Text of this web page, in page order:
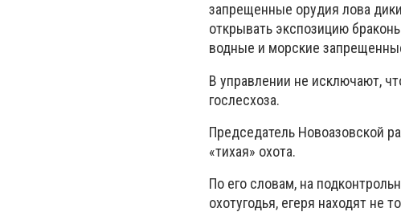
запрещенные орудия лова
открывать экспозицию
водные и морские
В управлении не исключают,
гослесхоза.
Председатель Новоазовской
«тихая» охота.
По его словам, на
охотугодья, егеря находят не